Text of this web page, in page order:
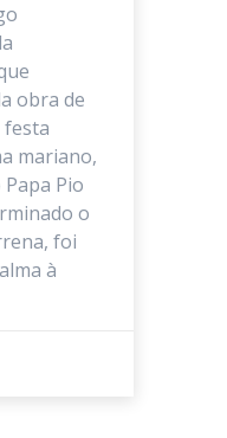
obra de
festa
mariano,
Pio
o
foi
à